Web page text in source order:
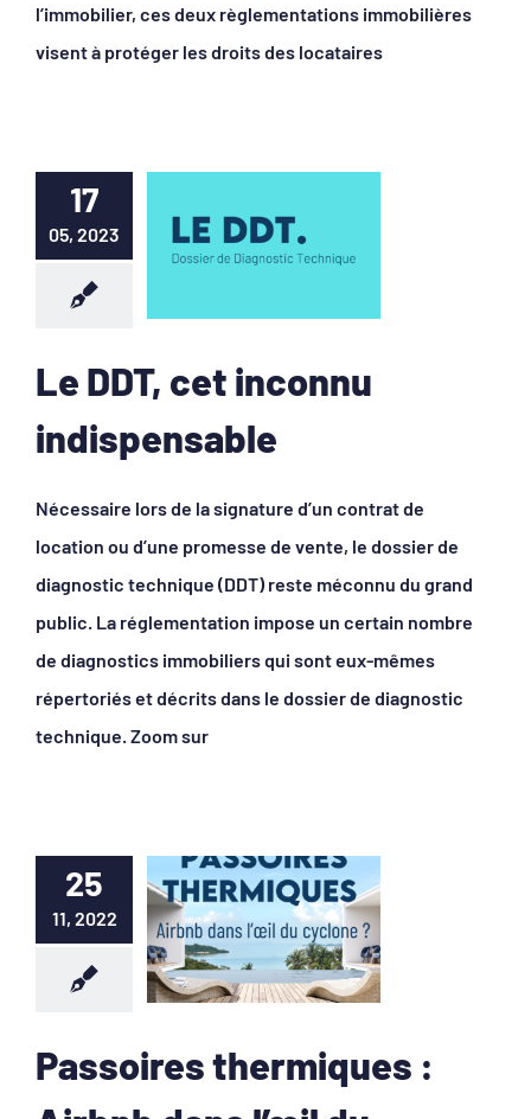
l’immobilier, ces deux règlementations immobilières
visent à protéger les droits des locataires
17
05, 2023
Le DDT, cet inconnu
indispensable
Nécessaire lors de la signature d’un contrat de
location ou d’une promesse de vente, le dossier de
diagnostic technique (DDT) reste méconnu du grand
public. La réglementation impose un certain nombre
de diagnostics immobiliers qui sont eux-mêmes
répertoriés et décrits dans le dossier de diagnostic
technique. Zoom sur
25
11, 2022
Passoires thermiques :